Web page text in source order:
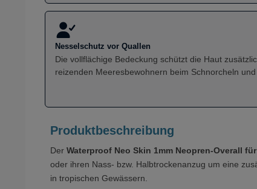
Nesselschutz vor Quallen
Die vollflächige Bedeckung schützt die Haut
reizenden Meeresbewohnern beim Schnorcheln und
Produktbeschreibung
Der Waterproof Neo Skin 1mm Neopren-Overall
oder ihren Nass- bzw. Halbtrockenanzug um eine
in tropischen Gewässern.